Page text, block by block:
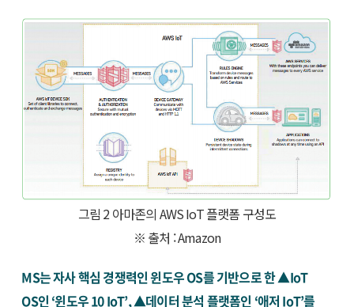
그림 2 아마존의 AWS IoT 플랫폼 구성도
※ 출처 : Amazon
MS는 자사 핵심 경쟁력인 윈도우 OS를 기반으로 한 ▲IoT
OS인 ‘윈도우 10 IoT’, ▲데이터 분석 플랫폼인 ‘애저 IoT’를